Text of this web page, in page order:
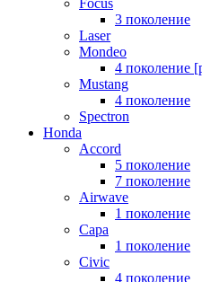
Focus
3 поколение
Laser
Mondeo
4 поколение
Mustang
4 поколение
Spectron
Honda
Accord
5 поколение
7 поколение
Airwave
1 поколение
Capa
1 поколение
Civic
4 поколение